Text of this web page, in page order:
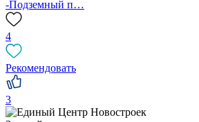
-Подземный п…
4
Рекомендовать
3